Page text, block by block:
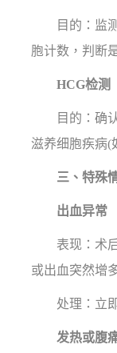
目的：监测
胞计数，判断
HCG检测（
目的：确认
滋养细胞疾病(
三、特殊
出血异常
表现：术后
或出血突然增
处理：立即
发热或腹